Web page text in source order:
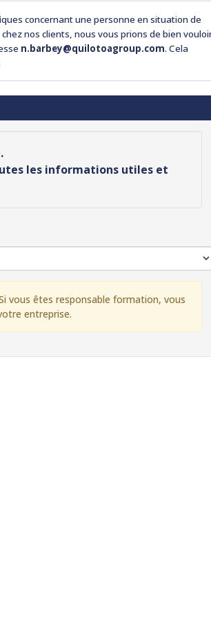
concernant une personne en situation de
nos clients, nous vous prions de bien
n.barbey@quilotoagroup.com. Cela
les informations utiles et
vous êtes responsable formation, vous
entreprise.